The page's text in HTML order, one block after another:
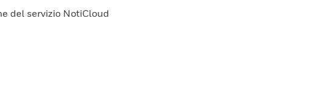
del servizio NotiCloud